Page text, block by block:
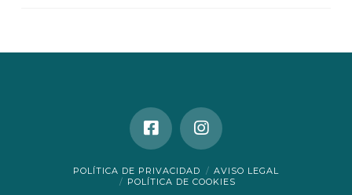
POLÍTICA DE PRIVACIDAD
AVISO LEGAL
POLÍTICA DE COOKIES